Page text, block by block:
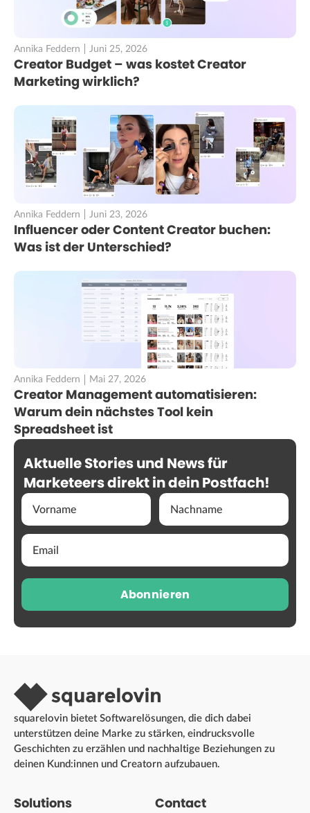
Annika Feddern Juni 25, 2026
Creator Budget – was kostet Creator
Marketing wirklich?
Annika Feddern Juni 23, 2026
Influencer oder Content Creator buchen:
Was ist der Unterschied?
Annika Feddern Mai 27, 2026
Creator Management automatisieren:
Warum dein nächstes Tool kein
Spreadsheet ist
Aktuelle Stories und News für
Marketeers direkt in dein Postfach!
Abonnieren
squarelovin bietet Softwarelösungen, die dich dabei
unterstützen deine Marke zu stärken, eindrucksvolle
Geschichten zu erzählen und nachhaltige Beziehungen zu
deinen Kund:innen und Creatorn aufzubauen.
Solutions Contact